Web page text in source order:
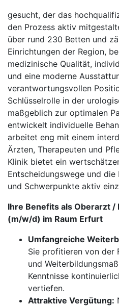
gesucht, der das
den Prozess aktiv
über rund 230 Betten und
Einrichtungen der Region,
medizinische Qualität,
und eine moderne
verantwortungsvollen
Schlüsselrolle in der
maßgeblich zur optimalen
entwickelt individuelle
arbeitet eng mit einem
Ärzten, Therapeuten und
Klinik bietet ein
Entscheidungswege und
und Schwerpunkte aktiv
Ihre Benefits als Oberarzt /
(m/w/d) im Raum Erfurt
Umfangreiche
Sie profitieren von der
und
Kenntnisse
vertiefen.
Attraktive Vergütung: